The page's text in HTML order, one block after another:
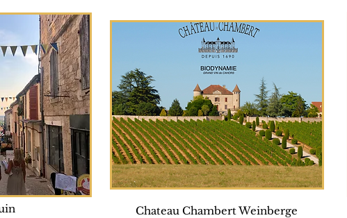
Chateau Chambert Weinberge